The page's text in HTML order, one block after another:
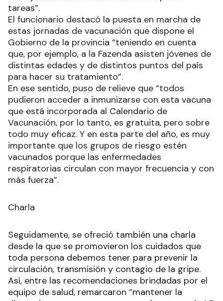
tareas”.
El funcionario destacó la puesta en marcha de
estas jornadas de vacunación que dispone el
Gobierno de la provincia “teniendo en cuenta
que, por ejemplo, a la Fazenda asisten jóvenes de
distintas edades y de distintos puntos del país
para hacer su tratamiento”.
En ese sentido, puso de relieve que “todos
pudieron acceder a inmunizarse con esta vacuna
que está incorporada al Calendario de
Vacunación, por lo tanto, es gratuita, pero sobre
todo muy eficaz. Y en esta parte del año, es muy
importante que los grupos de riesgo estén
vacunados porque las enfermedades
respiratorias circulan con mayor frecuencia y con
más fuerza”.
Charla
Seguidamente, se ofreció también una charla
desde la que se promovieron los cuidados que
toda persona debemos tener para prevenir la
circulación, transmisión y contagio de la gripe.
Así, entre las recomendaciones brindadas por el
equipo de salud, remarcaron “mantener la